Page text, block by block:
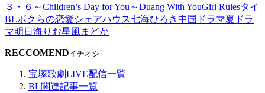
３・６～Children’s Day for You～Duang With YouGirl Rulesタイ
BLボクらの恋愛シェアハウス七海ひろき中国ドラマ夏ドラ
マ明日海りお星風まどか
RECCOMENDイチオシ
宝塚歌劇LIVE配信一覧
BL関連記事一覧